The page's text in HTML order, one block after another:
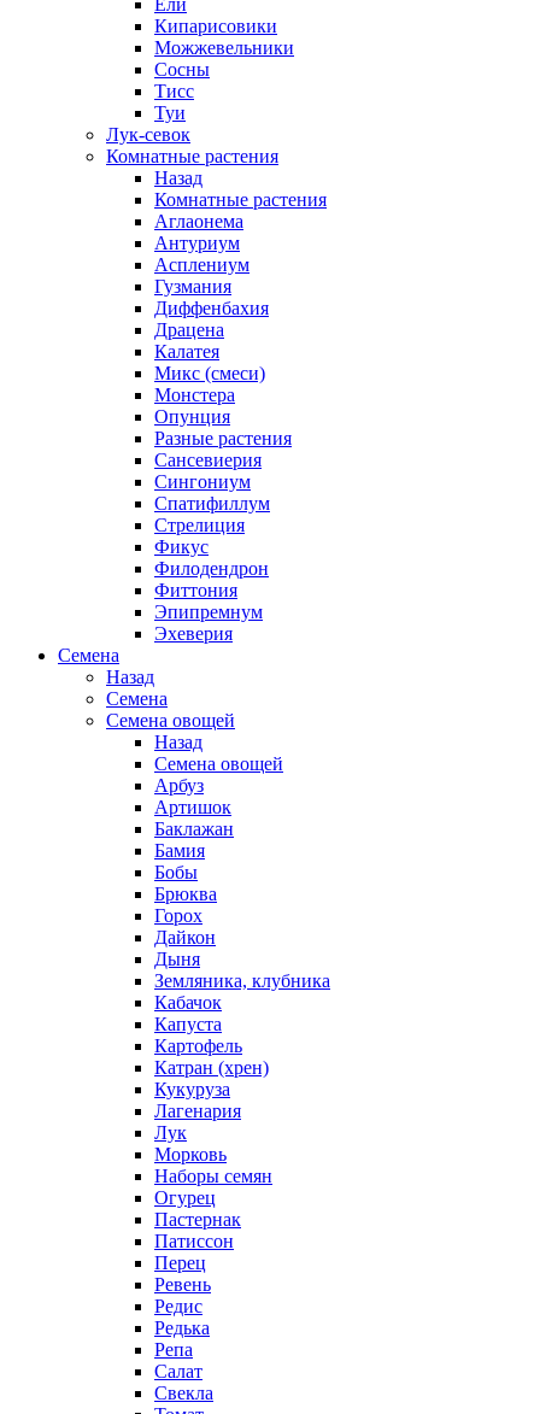
Ели
Кипарисовики
Можжевельники
Сосны
Тисс
Туи
Лук-севок
Комнатные растения
Назад
Комнатные растения
Аглаонема
Антуриум
Асплениум
Гузмания
Диффенбахия
Драцена
Калатея
Микс (смеси)
Монстера
Опунция
Разные растения
Сансевиерия
Сингониум
Спатифиллум
Стрелиция
Фикус
Филодендрон
Фиттония
Эпипремнум
Эхеверия
Семена
Назад
Семена
Семена овощей
Назад
Семена овощей
Арбуз
Артишок
Баклажан
Бамия
Бобы
Брюква
Горох
Дайкон
Дыня
Земляника, клубника
Кабачок
Капуста
Картофель
Катран (хрен)
Кукуруза
Лагенария
Лук
Морковь
Наборы семян
Огурец
Пастернак
Патиссон
Перец
Ревень
Редис
Редька
Репа
Салат
Свекла